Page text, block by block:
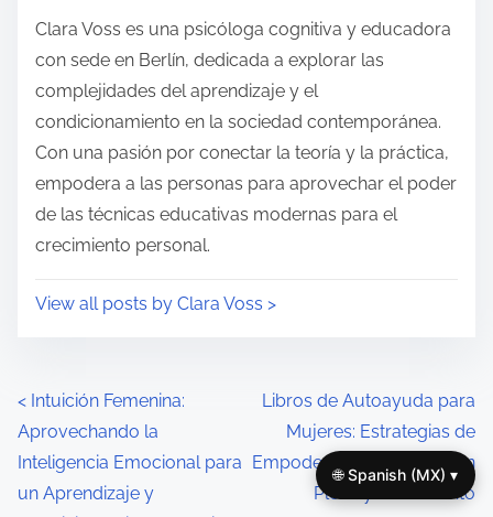
s
t
o
n
:
iClara Voss es una psicóloga cognitiva y educadora
con sede en Berlín, dedicada a explorar las
complejidades del aprendizaje y el
condicionamiento en la sociedad contemporánea.
Con una pasión por conectar la teoría y la práctica,
empodera a las personas para aprovechar el poder
de las técnicas educativas modernas para el
crecimiento personal.
View all posts by Clara Voss >
P
o
s
< Intuición Femenina:
Aprovechando la
Inteligencia Emocional para
un Aprendizaje y
Libros de Autoayuda para
Mujeres: Estrategias de
Empoderamiento, Atención
Plena y Crecimiento
🌐 Spanish (MX) ▾